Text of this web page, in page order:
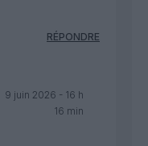
RÉPONDRE
9 juin 2026 - 16 h
16 min